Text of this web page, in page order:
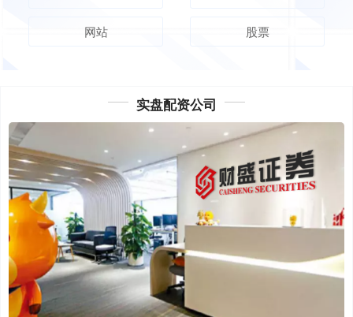
网站 股票
实盘配资公司